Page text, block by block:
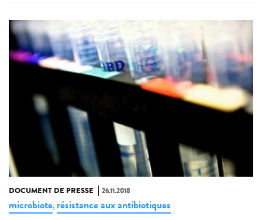
DOCUMENT DE PRESSE 26.11.2018
microbiote, résistance aux antibiotiques